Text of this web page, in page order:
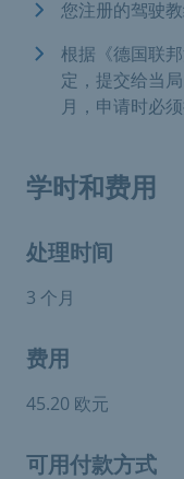
您注册的驾驶
根据《德国联
定，提交给当
月，申请时必
学时和费用
处理时间
3 个月
费用
45.20 欧元
可用付款方式